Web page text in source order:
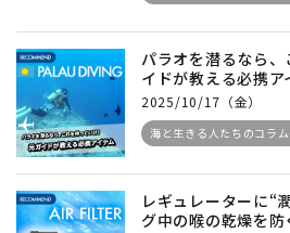
パラオを潜るなら
イドが教える必携ア
2025/10/17（金）
海と生きる人たちのコラ
レギュレーターに“
グ中の喉の乾燥を